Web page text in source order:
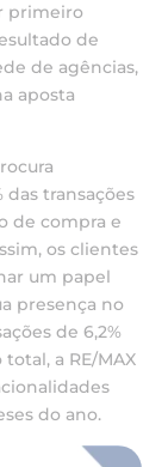
primeiro
de
de agências,
aposta
das transações
de compra e
os clientes
um papel
presença no
de 6,2%
a RE/MAX
do ano.